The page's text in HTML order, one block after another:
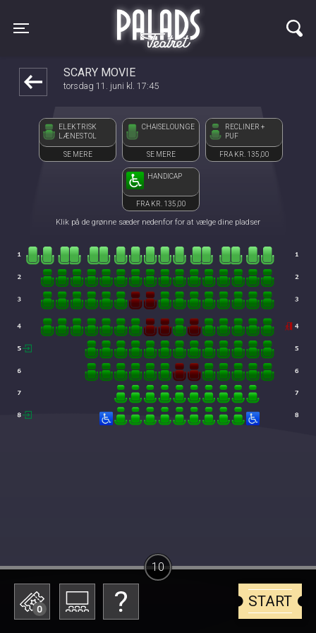
Toggle navigation
Palads Teatret
SCARY MOVIE
torsdag 11. juni kl. 17:45
ELEKTRISK
LÆNESTOL
SE MERE
CHAISELOUNGE
SE MERE
RECLINER +
PUF
FRA KR. 135,00
HANDICAP
FRA KR. 135,00
Klik på de grønne sæder nedenfor for at vælge dine pladser
0 START
10
1step-front02 083529